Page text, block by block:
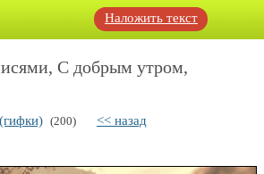
Наложить текст
С добрым утром,
(200) << назад